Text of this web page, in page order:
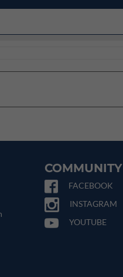
COMMUNITY
FACEBOOK
INSTAGRAM
YOUTUBE